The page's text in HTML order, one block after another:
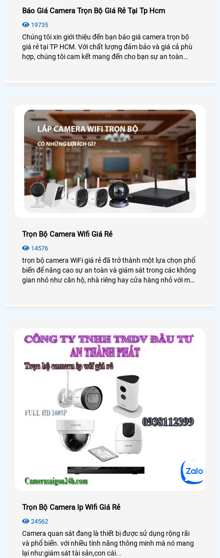
Báo Giá Camera Trọn Bộ Giá Rẻ Tại Tp Hcm
19735
Chúng tôi xin giới thiệu đến bạn báo giá camera trọn bộ
giá rẻ tại TP HCM. Với chất lượng đảm bảo và giá cả phù
hợp, chúng tôi cam kết mang đến cho bạn sự an toàn
Trọn Bộ Camera Wifi Giá Rẻ
14576
trọn bộ camera WiFi giá rẻ đã trở thành một lựa chọn phổ
biến để nâng cao sự an toàn và giám sát trong các không
gian nhỏ như căn hộ, nhà riêng hay cửa hàng nhỏ với mức
Trọn Bộ Camera Ip Wifi Giá Rẻ
24562
Camera quan sát đang là thiết bị được sử dụng rộng rãi
và phổ biến. với nhiều tính năng thông minh mà nó mang
lại như:giám sát tài sản,con cái. .